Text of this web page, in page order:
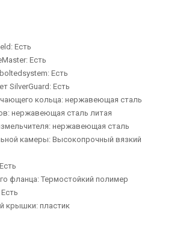
Есть
Есть
Есть
SilverGuard: Есть
кольца: нержавеющая сталь
нержавеющая сталь литая
нержавеющая сталь
камеры: Высокопрочный вязкий
фланца: Термостойкий полимер
крышки: пластик